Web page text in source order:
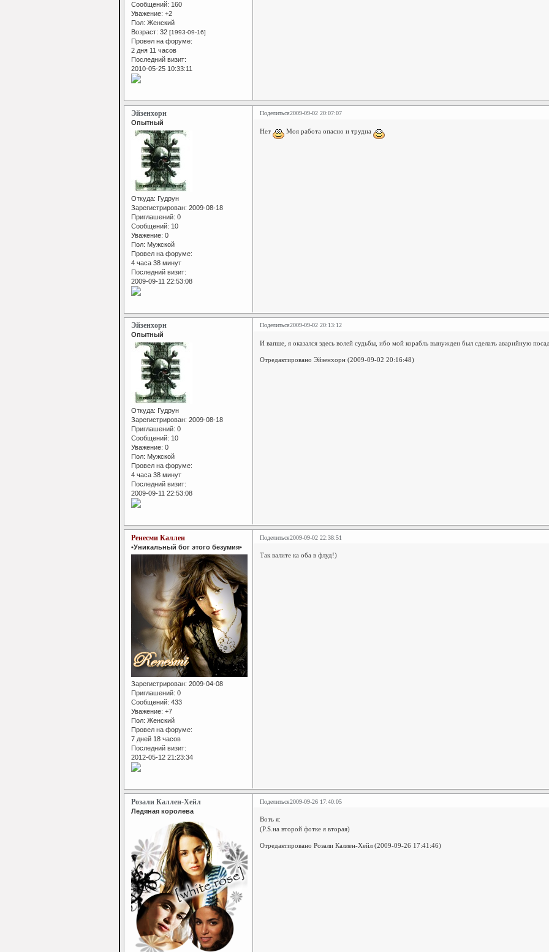
Сообщений: 160
Уважение: +2
Пол: Женский
Возраст: 32 [1993-09-16]
Провел на форуме:
2 дня 11 часов
Последний визит:
2010-05-25 10:33:11
Поделиться2009-09-02 20:07:07
Эйзенхорн
Опытный
Откуда: Гудрун
Зарегистрирован: 2009-08-18
Приглашений: 0
Сообщений: 10
Уважение: 0
Пол: Мужской
Провел на форуме:
4 часа 38 минут
Последний визит:
2009-09-11 22:53:08
Нет Моя работа опасно и трудна
Поделиться2009-09-02 20:13:12
Эйзенхорн
Опытный
Откуда: Гудрун
Зарегистрирован: 2009-08-18
Приглашений: 0
Сообщений: 10
Уважение: 0
Пол: Мужской
Провел на форуме:
4 часа 38 минут
Последний визит:
2009-09-11 22:53:08
И вапше, я оказался здесь волей судьбы, ибо мой корабль вынужден был сделать аварийную
Отредактировано Эйзенхорн (2009-09-02 20:16:48)
Поделиться2009-09-02 22:38:51
Ренесми Каллен
•Уникальный бог этого безумия•
Зарегистрирован: 2009-04-08
Приглашений: 0
Сообщений: 433
Уважение: +7
Пол: Женский
Провел на форуме:
7 дней 18 часов
Последний визит:
2012-05-12 21:23:34
Так валите ка оба в флуд!)
Поделиться2009-09-26 17:40:05
Розали Каллен-Хейл
Ледяная королева
Воть я:
(P.S.на второй фотке я вторая)
Отредактировано Розали Каллен-Хейл (2009-09-26 17:41:46)